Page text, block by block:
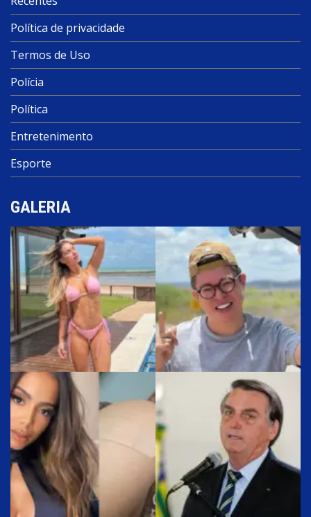
Política de privacidade
Termos de Uso
Polícia
Política
Entretenimento
Esporte
GALERIA